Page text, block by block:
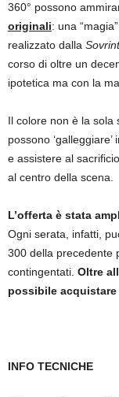
360° possono
originali: una
realizzato dalla
corso di oltre un
ipotetica ma con la
Il colore non è la sola
possono
e assistere al
al centro della scena.
L’offerta è stata
Ogni serata, infatti,
300 della precedente
contingentati. Oltre
possibile
INFO TECNICHE